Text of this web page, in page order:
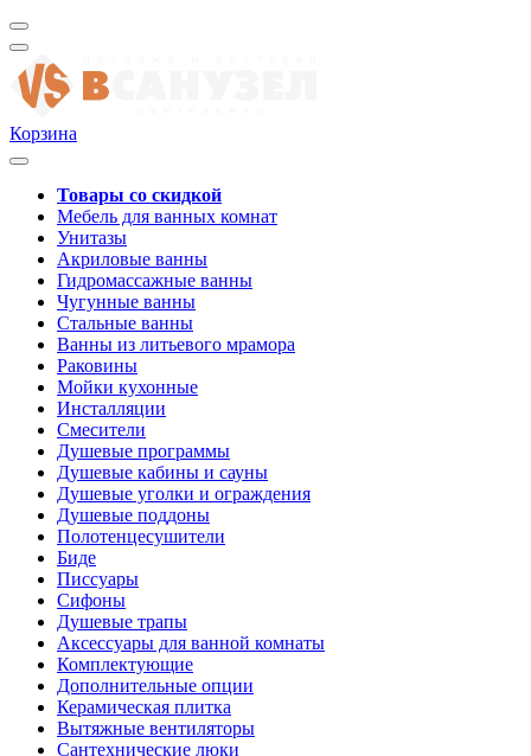
Корзина
Товары со скидкой
Мебель для ванных комнат
Унитазы
Акриловые ванны
Гидромассажные ванны
Чугунные ванны
Стальные ванны
Ванны из литьевого мрамора
Раковины
Мойки кухонные
Инсталляции
Смесители
Душевые программы
Душевые кабины и сауны
Душевые уголки и ограждения
Душевые поддоны
Полотенцесушители
Биде
Писсуары
Сифоны
Душевые трапы
Аксессуары для ванной комнаты
Комплектующие
Дополнительные опции
Керамическая плитка
Вытяжные вентиляторы
Сантехнические люки